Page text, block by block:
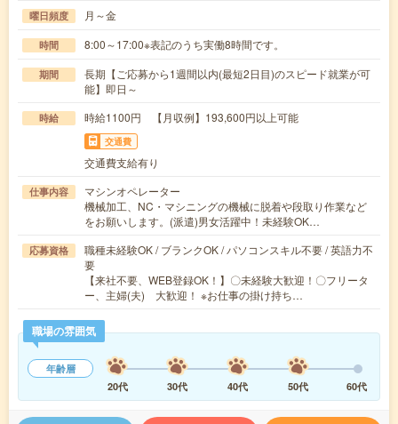
曜日頻度 月～金
時間 8:00～17:00※表記のうち実働8時間です。
期間
長期【ご応募から1週間以内(最短2日目)のスピード就業が可
能】即日～
時給 時給1100円 【月収例】193,600円以上可能
交通費
交通費支給有り
仕事内容
マシンオペレーター
機械加工、NC・マシニングの機械に脱着や段取り作業など
をお願いします。(派遣)男女活躍中！未経験OK…
応募資格
職種未経験OK / ブランクOK / パソコンスキル不要 / 英語力不
要
【来社不要、WEB登録OK！】〇未経験大歓迎！〇フリータ
ー、主婦(夫) 大歓迎！ ※お仕事の掛け持ち…
職場の雰囲気
年齢層
20代
30代 40代 50代 60代